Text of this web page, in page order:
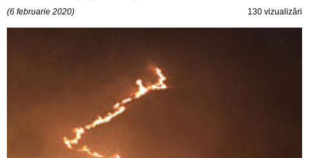
(6 februarie 2020) 130 vizualizări